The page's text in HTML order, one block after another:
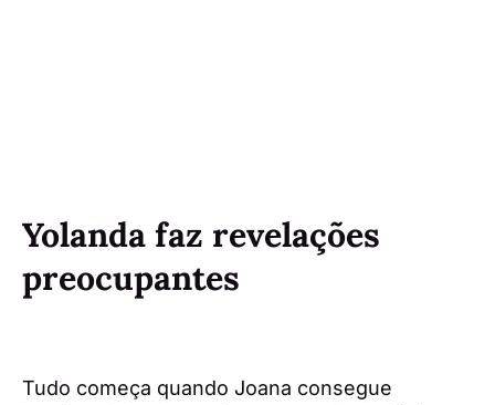
Yolanda faz revelações
preocupantes
Tudo começa quando Joana consegue